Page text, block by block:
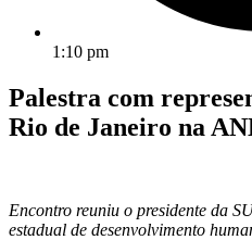
1:10 pm
Palestra com
Rio de Janeiro na
Encontro reuniu o presidente da
estadual de desenvolvimento